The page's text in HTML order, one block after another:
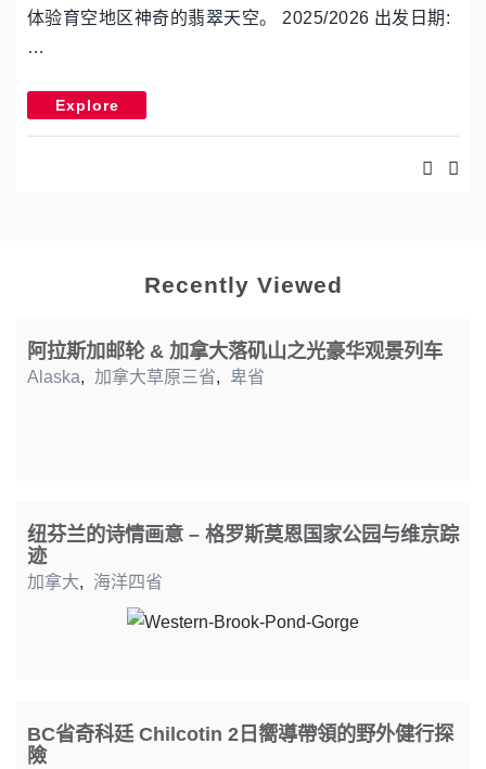
体验育空地区神奇的翡翠天空。 2025/2026 出发日期:
…
Explore
Recently Viewed
阿拉斯加邮轮 & 加拿大落矶山之光豪华观景列车
Alaska, 加拿大草原三省, 卑省
纽芬兰的诗情画意 – 格罗斯莫恩国家公园与维京踪
迹
加拿大, 海洋四省
BC省奇科廷 Chilcotin 2日嚮導帶領的野外健行探
險